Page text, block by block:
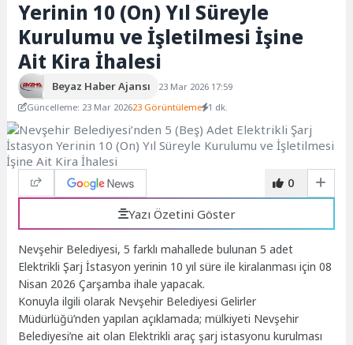
Yerinin 10 (On) Yıl Süreyle
Kurulumu ve İşletilmesi İşine
Ait Kira İhalesi
Beyaz Haber Ajansı
23 Mar 2026 17:59
Güncelleme: 23 Mar 202623 Görüntüleme 1 dk.
0
Yazı Özetini Göster
Nevşehir Belediyesi, 5 farklı mahallede bulunan 5 adet
Elektrikli Şarj İstasyon yerinin 10 yıl süre ile kiralanması için 08
Nisan 2026 Çarşamba ihale yapacak.
Konuyla ilgili olarak Nevşehir Belediyesi Gelirler
Müdürlüğü’nden yapılan açıklamada; mülkiyeti Nevşehir
Belediyesi’ne ait olan Elektrikli araç şarj istasyonu kurulması